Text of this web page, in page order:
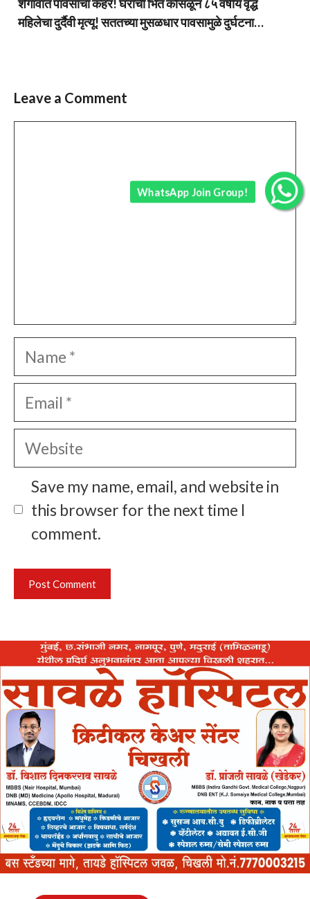
शेगावात पावसाचा कहर! घराची भिंत कोसळून ८५ वर्षीय वृद्ध
महिलेचा दुर्दैवी मृत्यू! सततच्या मुसळधार पावसामुळे दुर्घटना…
Leave a Comment
Name
Email
Website
Save my name, email, and website in
this browser for the next time I
comment.
WhatsApp Join Group!